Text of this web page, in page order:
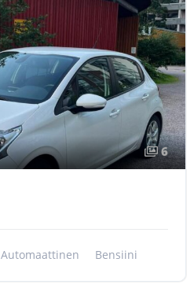
6
Automaattinen Bensiini